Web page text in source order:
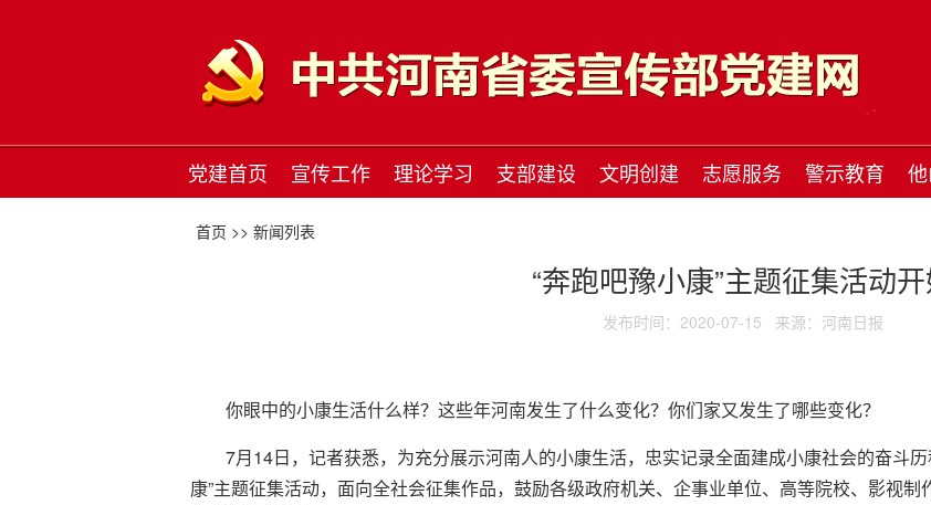
党建首页 宣传工作 理论学习 支部建设 文明创建 志愿服务 警示教育
首页 >> 新闻列表
“奔跑吧豫小康”主题征集活动
发布时间：2020-07-15 来源：河南日报
你眼中的小康生活什么样？这些年河南发生了什么变化？你们家又发生了哪些变化？
7月14日，记者获悉，为充分展示河南人的小康生活，忠实记录全面建成小康社会的奋斗
康”主题征集活动，面向全社会征集作品，鼓励各级政府机关、企事业单位、高等院校、影视